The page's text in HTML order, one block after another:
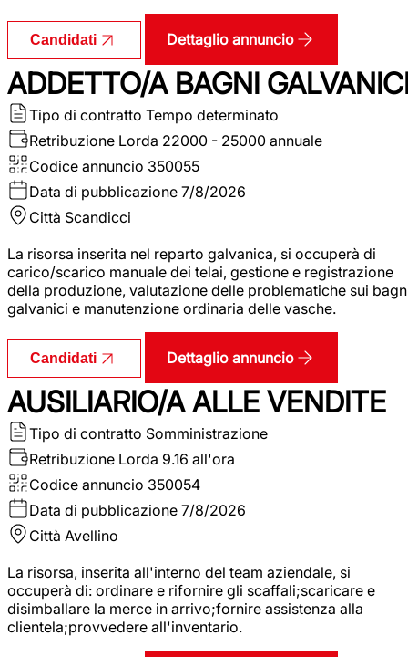
Candidati Dettaglio annuncio
ADDETTO/A BAGNI
Tipo di contratto Tempo determinato
Retribuzione Lorda 22000 - 25000 annuale
Codice annuncio 350055
Data di pubblicazione 7/8/2026
Città Scandicci
La risorsa inserita nel reparto galvanica, si occuperà di
carico/scarico manuale dei telai, gestione e registrazione
della produzione, valutazione delle problematiche sui
galvanici e manutenzione ordinaria delle vasche.
Candidati Dettaglio annuncio
AUSILIARIO/A ALLE VENDITE
Tipo di contratto Somministrazione
Retribuzione Lorda 9.16 all'ora
Codice annuncio 350054
Data di pubblicazione 7/8/2026
Città Avellino
La risorsa, inserita all'interno del team aziendale, si
occuperà di: ordinare e rifornire gli scaffali;scaricare e
disimballare la merce in arrivo;fornire assistenza alla
clientela;provvedere all'inventario.